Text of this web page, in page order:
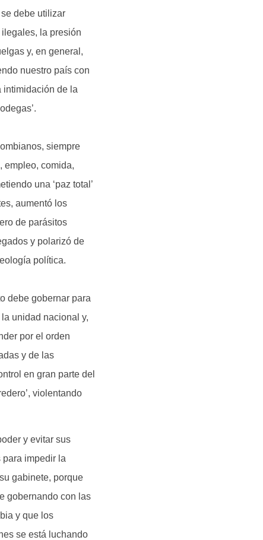
debe utilizar
la presión
y, en general,
nuestro país con
intimidación de la
siempre
empleo, comida,
una ‘paz total’
aumentó los
de parásitos
y polarizó de
política.
debe gobernar para
unidad nacional y,
por el orden
y de las
en gran parte del
violentando
y evitar sus
impedir la
gabinete, porque
gobernando con las
y que los
se está luchando